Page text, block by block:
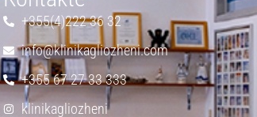
+355(4)222 36 32
info@klinikagliozheni.com
+355 67 27 33 333
klinikagliozheni